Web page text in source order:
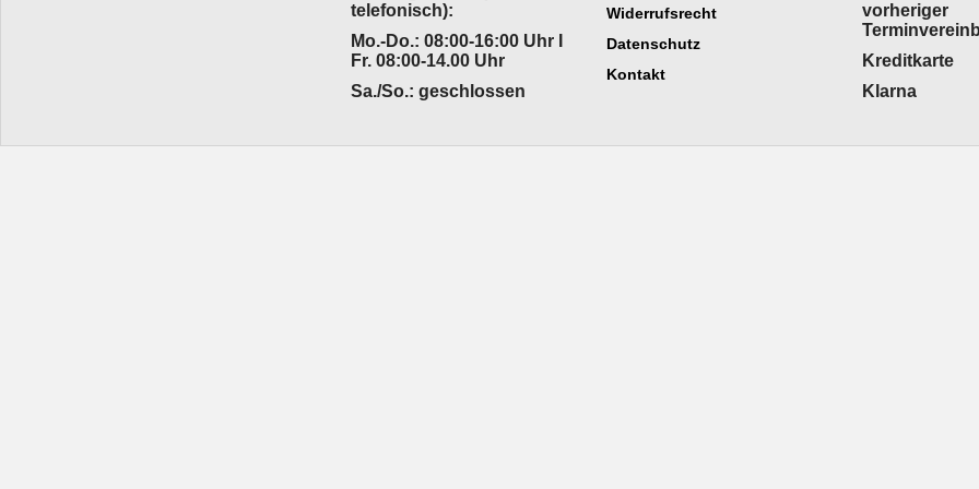
telefonisch):
Mo.-Do.: 08:00-16:00 Uhr I
Fr. 08:00-14.00 Uhr
Sa./So.: geschlossen
Widerrufsrecht
Datenschutz
Kontakt
vorheriger
Kreditkarte
Klarna